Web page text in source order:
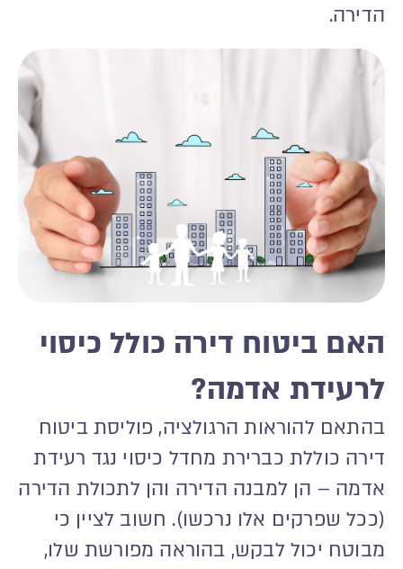
הדירה.
האם ביטוח דירה כולל כיסוי
לרעידת אדמה?
בהתאם להוראות הרגולציה, פוליסת ביטוח
דירה כוללת כברירת מחדל כיסוי נגד רעידת
אדמה – הן למבנה הדירה והן לתכולת הדירה
(ככל שפרקים אלו נרכשו). חשוב לציין כי
מבוטח יכול לבקש, בהוראה מפורשת שלו,